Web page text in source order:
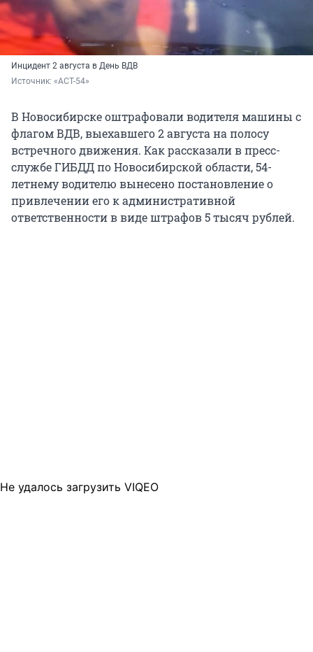
Инцидент 2 августа в День ВДВ
Источник: «АСТ-54»
В Новосибирске оштрафовали водителя машины с
флагом ВДВ, выехавшего 2 августа на полосу
встречного движения. Как рассказали в пресс-
службе ГИБДД по Новосибирской области, 54-
летнему водителю вынесено постановление о
привлечении его к административной
ответственности в виде штрафов 5 тысяч рублей.
Не удалось загрузить VIQEO